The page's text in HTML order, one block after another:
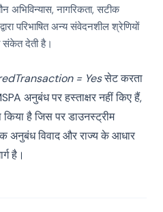
अभिविन्यास, नागरिकता, सटीक
परिभाषित अन्य संवेदनशील श्रेणियों
संकेत देती है।
= Yesसेट करता
अनुबंध पर हस्ताक्षर नहीं किए हैं,
है जिस पर डाउनस्ट्रीम
अनुबंध विवाद और राज्य के आधार
है।